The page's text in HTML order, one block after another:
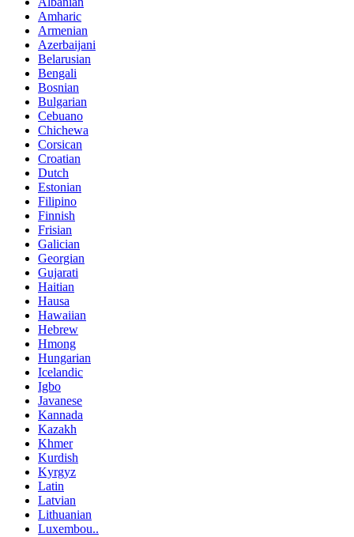
Amharic
Armenian
Azerbaijani
Belarusian
Bengali
Bosnian
Bulgarian
Cebuano
Chichewa
Corsican
Croatian
Dutch
Estonian
Filipino
Finnish
Frisian
Galician
Georgian
Gujarati
Haitian
Hausa
Hawaiian
Hebrew
Hmong
Hungarian
Icelandic
Igbo
Javanese
Kannada
Kazakh
Khmer
Kurdish
Kyrgyz
Latin
Latvian
Lithuanian
Luxembou..